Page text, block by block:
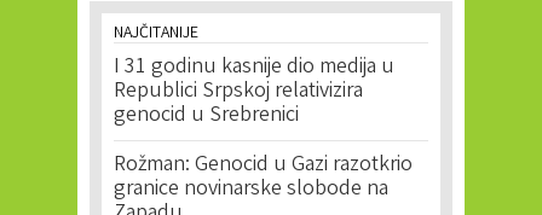
NAJČITANIJE
I 31 godinu kasnije dio medija u
Republici Srpskoj relativizira
genocid u Srebrenici
Rožman: Genocid u Gazi razotkrio
granice novinarske slobode na